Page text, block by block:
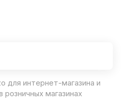
для интернет-магазина и
магазинах